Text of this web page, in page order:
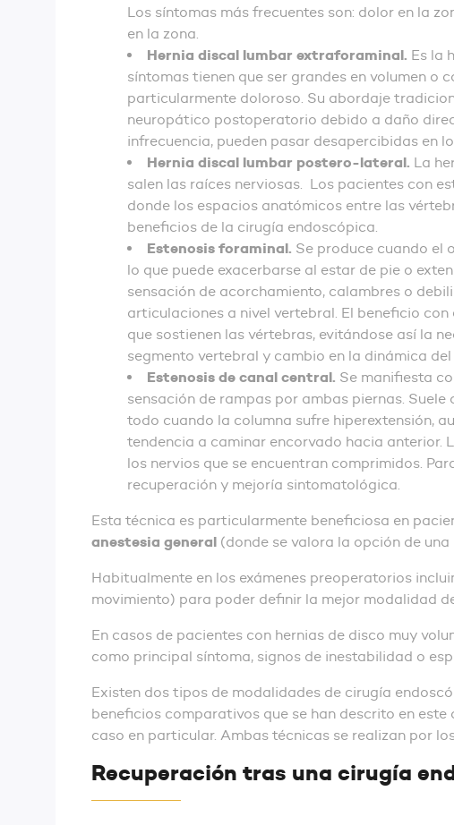
Los síntomas más frecuentes son: dolor en la
en la zona.
Hernia discal lumbar extraforaminal. Es la
síntomas tienen que ser grandes en volumen o
particularmente doloroso. Su abordaje
neuropático postoperatorio debido a daño
infrecuencia, pueden pasar desapercibidas en
Hernia discal lumbar postero-lateral. La
salen las raíces nerviosas. Los pacientes con
donde los espacios anatómicos entre las
beneficios de la cirugía endoscópica.
Estenosis foraminal. Se produce cuando el
lo que puede exacerbarse al estar de pie o
sensación de acorchamiento, calambres o
articulaciones a nivel vertebral. El beneficio
que sostienen las vértebras, evitándose así la
segmento vertebral y cambio en la dinámica
Estenosis de canal central. Se manifiesta
sensación de rampas por ambas piernas.
todo cuando la columna sufre hiperextensión,
tendencia a caminar encorvado hacia anterior.
los nervios que se encuentran comprimidos.
recuperación y mejoría sintomatológica.
Esta técnica es particularmente beneficiosa en
anestesia general (donde se valora la opción de
Habitualmente en los exámenes preoperatorios
movimiento) para poder definir la mejor modalidad
En casos de pacientes con hernias de disco muy
como principal síntoma, signos de inestabilidad o
Existen dos tipos de modalidades de cirugía
beneficios comparativos que se han descrito en
caso en particular. Ambas técnicas se realizan por
Recuperación tras una cirugía